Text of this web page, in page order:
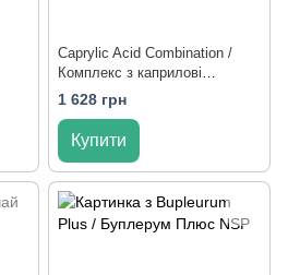
Caprylic Acid Combination /
Комплекс з каприлові
кислотою
1 628 грн
Купити